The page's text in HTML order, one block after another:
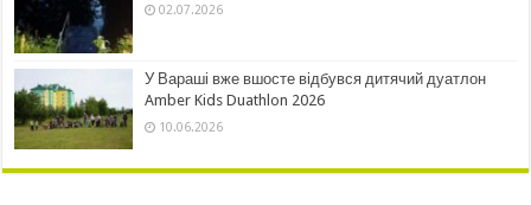
02.07.2026
У Вараші вже вшосте відбувся дитячий дуатлон
Amber Kids Duathlon 2026
10.06.2026